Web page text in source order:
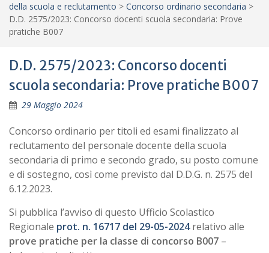
della scuola e reclutamento > Concorso ordinario secondaria >
D.D. 2575/2023: Concorso docenti scuola secondaria: Prove
pratiche B007
D.D. 2575/2023: Concorso docenti
scuola secondaria: Prove pratiche B007
29 Maggio 2024
Concorso ordinario per titoli ed esami finalizzato al
reclutamento del personale docente della scuola
secondaria di primo e secondo grado, su posto comune
e di sostegno, così come previsto dal D.D.G. n. 2575 del
6.12.2023.
Si pubblica l’avviso di questo Ufficio Scolastico
Regionale prot. n. 16717 del 29-05-2024 relativo alle
prove pratiche per la classe di concorso B007 –